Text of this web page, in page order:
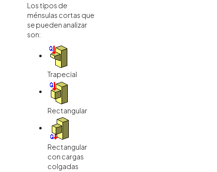
Los tipos de
ménsulas cortas que
se pueden analizar
son:
Trapecial
Rectangular
Rectangular
con cargas
colgadas